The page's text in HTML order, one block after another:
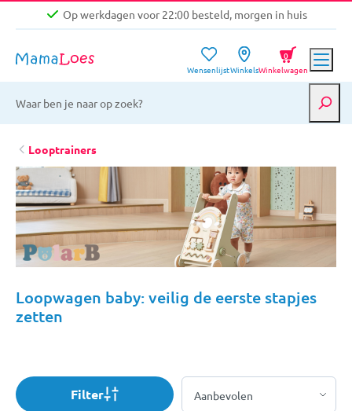
Op werkdagen voor 22:00 besteld, morgen in huis
Gratis verzending vanaf €39,-
Op werkdagen voor 22:00 besteld, morgen in huis
WensenlijstWinkelsWinkelwagen
0
Looptrainers
Loopwagen baby: veilig de eerste stapjes
zetten
Filter